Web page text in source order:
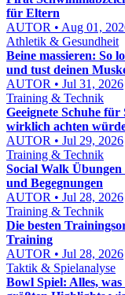
für Eltern
AUTOR • Aug 01,
Athletik & Gesundheit
Beine massieren: So
und tust deinen
AUTOR • Jul 31, 2026
Training & Technik
Geeignete Schuhe
wirklich achten
AUTOR • Jul 29, 2026
Training & Technik
Social Walk
und Begegnungen
AUTOR • Jul 28, 2026
Training & Technik
Die besten
Training
AUTOR • Jul 28, 2026
Taktik & Spielanalyse
Bowl Spiel: Alles,